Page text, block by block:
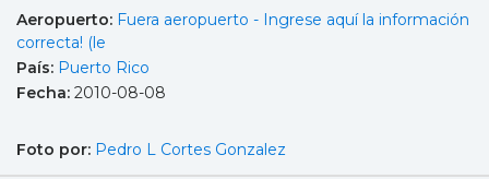
Aeropuerto: Fuera aeropuerto - Ingrese aquí la información
correcta! (le
País: Puerto Rico
Fecha: 2010-08-08
Foto por: Pedro L Cortes Gonzalez